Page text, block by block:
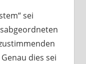
sei
dies sei